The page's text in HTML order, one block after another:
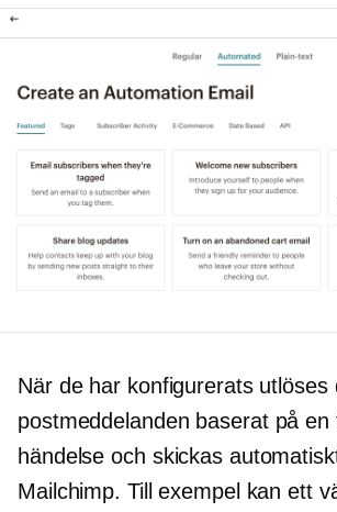
När de har konfigurerats utlöses
postmeddelanden baserat på
händelse och skickas
Mailchimp. Till exempel kan ett